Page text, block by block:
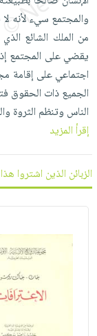
مطرزات
حقائب
حلي
عناية
بالذات
صابون
أطفال
مناسبات
حدود
وفرات
عن
الشركة
سياسة
الشركة
فيديوهات
أسئلة
يتكرر
طرحها
وفرات
تواصل
حسابك
لائحة
الأمنيات
عربة
نشرة
الإصدارات
والمجتمع سيء لأنه
من الملك الشائع
يقضي على المجتمع
اجتماعي على إقامة
الجميع ذات الحقوق
الناس وتنظم الثروة
إقرأ المزيد
الزبائن الذين اشتروا